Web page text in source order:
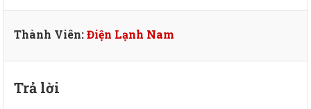
Thành Viên:Điện Lạnh Nam
Trả lời